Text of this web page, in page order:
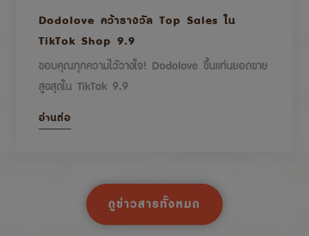
Dodolove คว้ารางวัล Top Sales ใน
TikTok Shop 9.9
ขอบคุณทุกความไว้วางใจ! Dodolove ขึ้นแท่นยอดขาย
สูงสุดใน TikTok 9.9
อ่านต่อ
ดูข่าวสารทั้งหมด